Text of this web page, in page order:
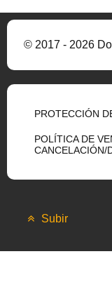
© 2017 - 2026
PROTECCIÓN
POLÍTICA DE
CANCELACIÓN/
Subir